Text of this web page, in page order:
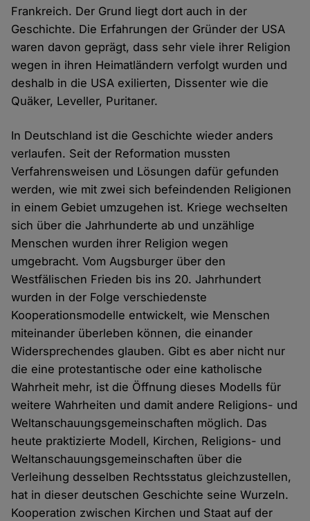
Frankreich. Der Grund liegt dort auch in der
Geschichte. Die Erfahrungen der Gründer der USA
waren davon geprägt, dass sehr viele ihrer Religion
wegen in ihren Heimatländern verfolgt wurden und
deshalb in die USA exilierten, Dissenter wie die
Quäker, Leveller, Puritaner.
In Deutschland ist die Geschichte wieder anders
verlaufen. Seit der Reformation mussten
Verfahrensweisen und Lösungen dafür gefunden
werden, wie mit zwei sich befeindenden Religionen
in einem Gebiet umzugehen ist. Kriege wechselten
sich über die Jahrhunderte ab und unzählige
Menschen wurden ihrer Religion wegen
umgebracht. Vom Augsburger über den
Westfälischen Frieden bis ins 20. Jahrhundert
wurden in der Folge verschiedenste
Kooperationsmodelle entwickelt, wie Menschen
miteinander überleben können, die einander
Widersprechendes glauben. Gibt es aber nicht nur
die eine protestantische oder eine katholische
Wahrheit mehr, ist die Öffnung dieses Modells für
weitere Wahrheiten und damit andere Religions- und
Weltanschauungsgemeinschaften möglich. Das
heute praktizierte Modell, Kirchen, Religions- und
Weltanschauungsgemeinschaften über die
Verleihung desselben Rechtsstatus gleichzustellen,
hat in dieser deutschen Geschichte seine Wurzeln.
Kooperation zwischen Kirchen und Staat auf der